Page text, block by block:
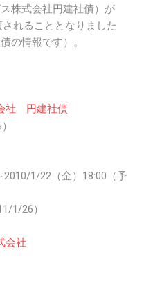
株式会社円建社債）が
れることとなりました
の情報です）。
社 円建社債
1/22（金）18:00（予
1/26）
会社